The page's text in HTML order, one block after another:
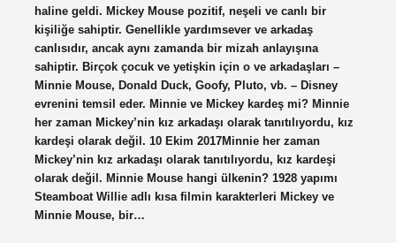
haline geldi. Mickey Mouse pozitif, neşeli ve canlı bir
kişiliğe sahiptir. Genellikle yardımsever ve arkadaş
canlısıdır, ancak aynı zamanda bir mizah anlayışına
sahiptir. Birçok çocuk ve yetişkin için o ve arkadaşları –
Minnie Mouse, Donald Duck, Goofy, Pluto, vb. – Disney
evrenini temsil eder. Minnie ve Mickey kardeş mi? Minnie
her zaman Mickey’nin kız arkadaşı olarak tanıtılıyordu, kız
kardeşi olarak değil. 10 Ekim 2017Minnie her zaman
Mickey’nin kız arkadaşı olarak tanıtılıyordu, kız kardeşi
olarak değil. Minnie Mouse hangi ülkenin? 1928 yapımı
Steamboat Willie adlı kısa filmin karakterleri Mickey ve
Minnie Mouse, bir…